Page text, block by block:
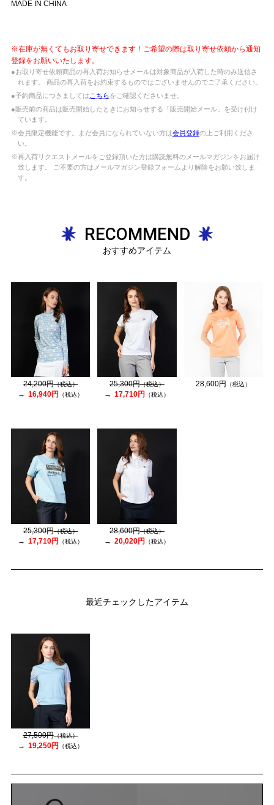
MADE IN CHINA
※在庫が無くてもお取り寄せできます！ご希望の際は取り寄せ依頼から通知
登録をお願いいたします。
●お取り寄せ依頼商品の再入荷お知らせメールは対象商品が入荷した時のみ送信さ
れます。 商品の再入荷をお約束するものではございませんのでご了承ください。
●予約商品につきましては こちらをご確認くださいませ。
●販売前の商品は販売開始したときにお知らせする「販売開始メール」を受け付け
ています。
※会員限定機能です。まだ会員になられていない方は会員登録の上ご利用くださ
い。
※再入荷リクエストメールをご登録頂いた方は購読無料のメールマガジンをお届け
致します。 ご不要の方はメールマガジン登録フォームより解除をお願い致しま
す。
RECOMMEND
おすすめアイテム
24,200円（税込）
16,940円 （税込）
25,300円（税込）
17,710円 （税込）
28,600円 （税込）
25,300円（税込）
17,710円 （税込）
28,600円（税込）
20,020円 （税込）
最近チェックしたアイテム
27,500円（税込）
19,250円 （税込）